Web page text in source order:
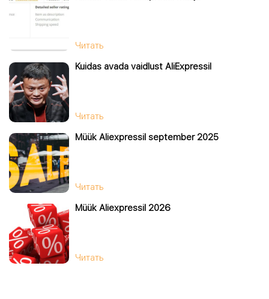
Читать
Kuidas avada vaidlust AliExpressil
Читать
Müük Aliexpressil september 2025
Читать
Müük Aliexpressil 2026
Читать